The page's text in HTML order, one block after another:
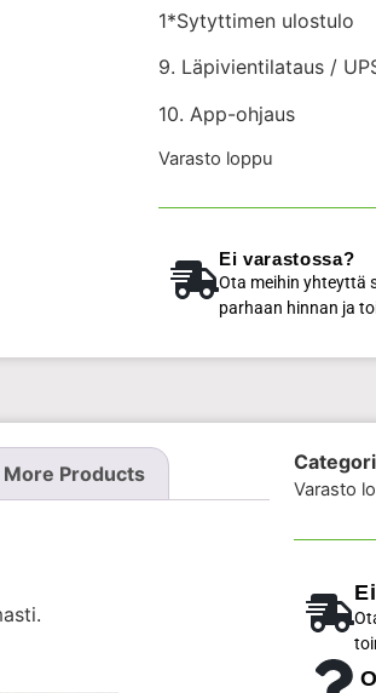
1*Sytyttimen ulostulo
9. Läpivientilataus /
10. App-ohjaus
Varasto loppu
Ei varastossa?
Ota meihin yhteyttä
parhaan hinnan ja
More Products
Varasto